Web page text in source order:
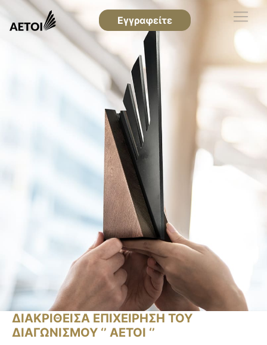
Εγγραφείτε
ΔΙΑΚΡΙΘΕΙΣΑ ΕΠΙΧΕΙΡΗΣΗ ΤΟΥ
ΔΙΑΓΩΝΙΣΜΟΥ ‘’ ΑΕΤΟΙ ‘’